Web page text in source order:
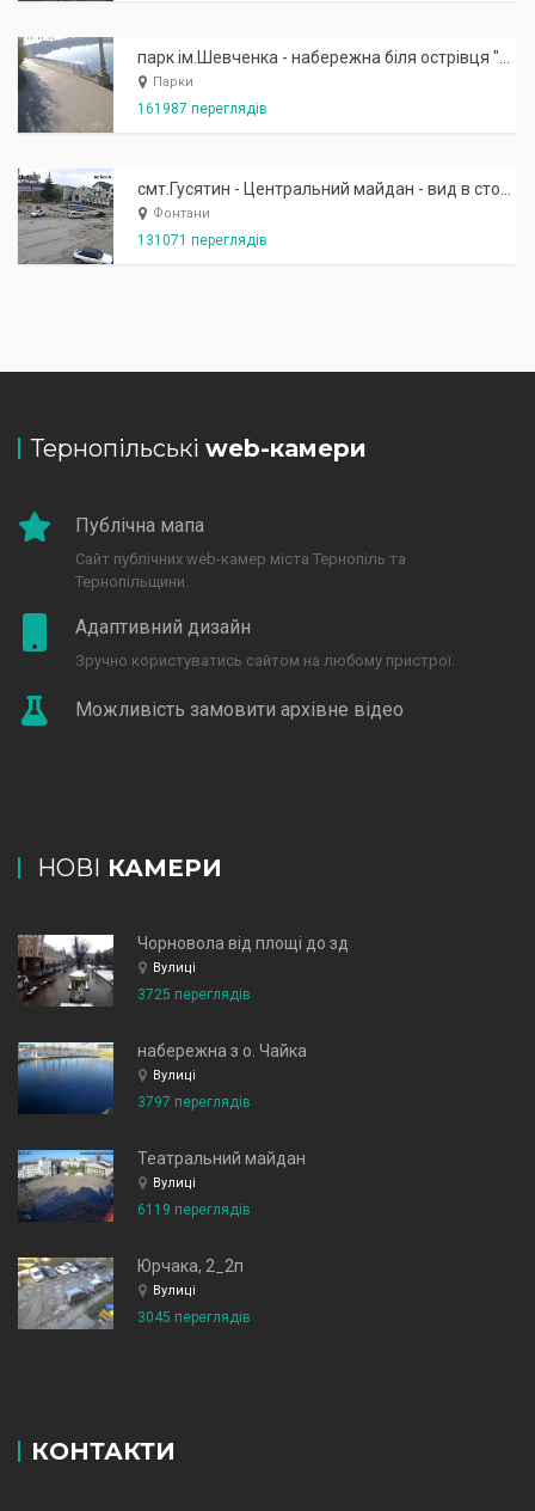
Парки
161987 переглядів
Фонтани
131071 переглядів
Тернопільські web-камери
Публічна мапа
Сайт публічних web-камер міста Тернопіль та
Тернопільщини.
Адаптивний дизайн
Зручно користуватись сайтом на любому пристрої.
Можливість замовити архівне відео
НОВІ КАМЕРИ
Чорновола від площі до зд
Вулиці
3725 переглядів
набережна з о. Чайка
Вулиці
3797 переглядів
Театральний майдан
Вулиці
6119 переглядів
Юрчака, 2_2п
Вулиці
3045 переглядів
КОНТАКТИ